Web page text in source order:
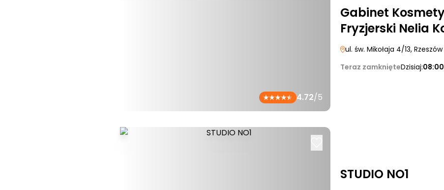
4.72/5
Gabinet
Fryzjerski Nelia
ul. św. Mikołaja 4/13, Rzeszów
Teraz zamknięteDzisiaj:
STUDIO NO1